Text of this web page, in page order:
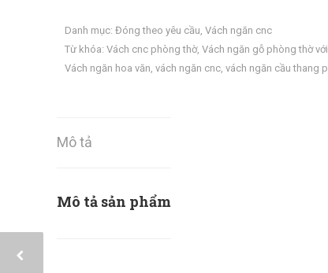
Danh mục: Đóng theo yêu cầu, Vách ngăn cnc
Từ khóa: Vách cnc phòng thờ, Vách ngăn gỗ phòng thờ
Vách ngăn hoa văn, vách ngăn cnc, vách ngăn cầu thang
Mô tả
Mô tả sản phẩm